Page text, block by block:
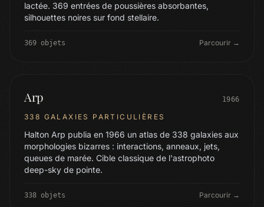
lactée. 369 entrées de poussières absorbantes,
silhouettes noires sur fond stellaire.
369 objets Parcourir →
Arp 1966
338 GALAXIES PARTICULIÈRES
Halton Arp publia en 1966 un atlas de 338 galaxies aux
morphologies bizarres : interactions, anneaux, jets,
queues de marée. Cible classique de l'astrophoto
deep-sky de pointe.
338 objets Parcourir →